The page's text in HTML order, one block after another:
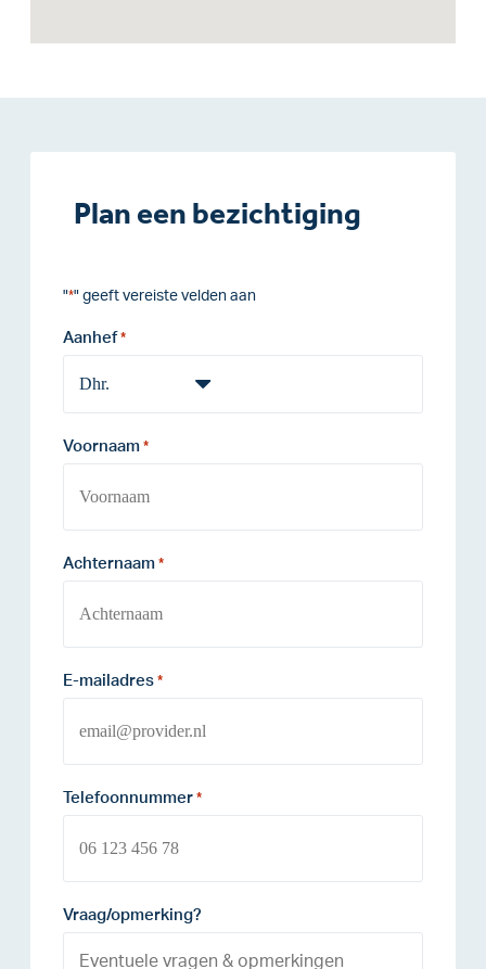
Plan een bezichtiging
"*" geeft vereiste velden aan
Aanhef *
Voornaam *
Achternaam *
E-mailadres *
Telefoonnummer *
Vraag/opmerking?